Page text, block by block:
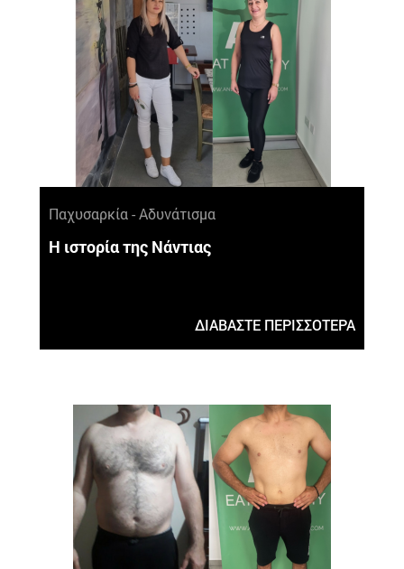
Παχυσαρκία - Αδυνάτισμα
Η ιστορία της Νάντιας
ΔΙΑΒΑΣΤΕ ΠΕΡΙΣΣΟΤΕΡΑ